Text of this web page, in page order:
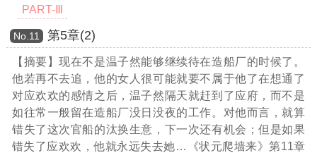
PART-Ⅲ
Νο.11 第5章(2)
【摘要】现在不是温子然能够继续待在造船厂的时候了。
他若再不去追，他的女人很可能就要不属于他了在想通了
对应欢欢的感情之后，温子然隔天就赶到了应府，而不是
如往常一般留在造船厂没日没夜的工作。对他而言，就算
错失了这次官船的汰换生意，下一次还有机会；但是如果
错失了应欢欢，他就永远失去她…《状元爬墙来》第11章